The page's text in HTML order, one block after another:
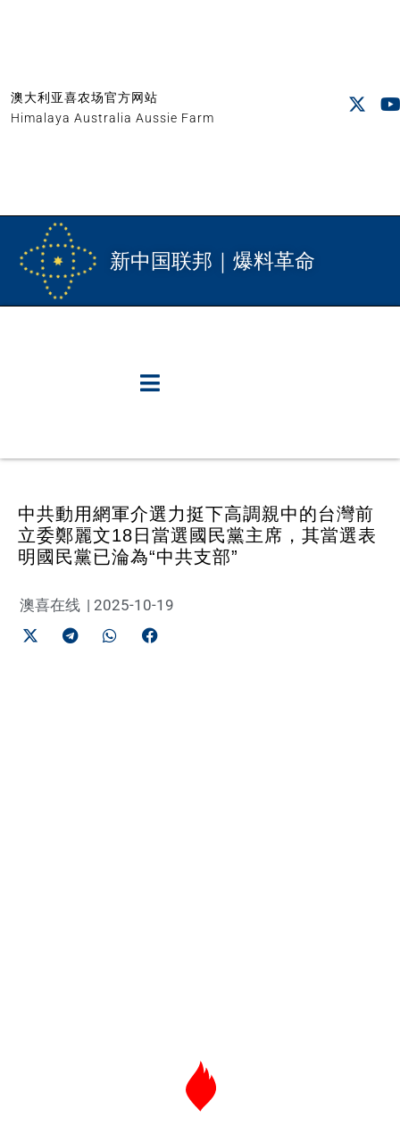
澳大利亚喜农场官方网站
Himalaya Australia Aussie Farm
新中国联邦｜爆料革命
中共動用網軍介選力挺下高調親中的台灣前
立委鄭麗文18日當選國民黨主席，其當選表
明國民黨已淪為“中共支部”
澳喜在线 | 2025-10-19